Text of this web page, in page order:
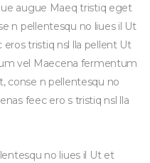
augue Maeq tristiq eget
n pellentesqu no liues il Ut
tristiq nsl lla pellent Ut
vel Maecena fermentum
conse n pellentesqu no
feec ero s tristiq nsl lla
no liues il Ut et